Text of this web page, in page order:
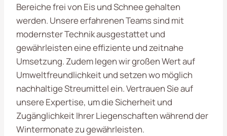
Bereiche frei von Eis und Schnee gehalten
werden. Unsere erfahrenen Teams sind mit
modernster Technik ausgestattet und
gewährleisten eine effiziente und zeitnahe
Umsetzung. Zudem legen wir großen Wert auf
Umweltfreundlichkeit und setzen wo möglich
nachhaltige Streumittel ein. Vertrauen Sie auf
unsere Expertise, um die Sicherheit und
Zugänglichkeit Ihrer Liegenschaften während der
Wintermonate zu gewährleisten.